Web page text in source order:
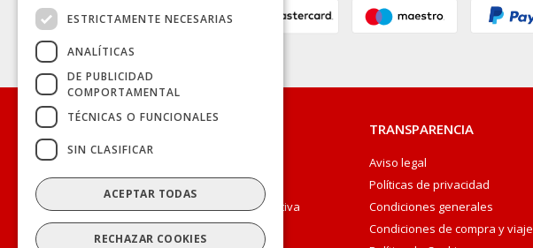
Responsabilidad Social Corporativa
Medio Ambiente
TRANSPARENCIA
Aviso legal
Políticas de privacidad
Condiciones generales
Condiciones de compra y viaje
ESTRICTAMENTE NECESARIAS
ANALÍTICAS
DE PUBLICIDAD
COMPORTAMENTAL
TÉCNICAS O FUNCIONALES
SIN CLASIFICAR
ACEPTAR TODAS
RECHAZAR COOKIES